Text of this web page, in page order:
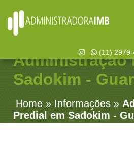
(11) 2979-
Administração
Sadokim -
Home » Informações »
Predial em Sadokim -